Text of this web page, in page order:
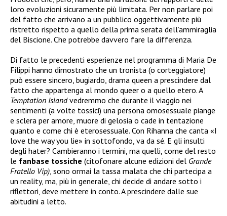
loro evoluzioni sicuramente più limitata. Per non parlare poi
del fatto che arrivano a un pubblico oggettivamente più
ristretto rispetto a quello della prima serata dell’ammiraglia
del Biscione. Che potrebbe davvero fare la differenza.
Di fatto le precedenti esperienze nel programma di Maria De
Filippi hanno dimostrato che un tronista (o corteggiatore)
può essere sincero, bugiardo, drama queen a prescindere dal
fatto che appartenga al mondo queer o a quello etero. A
Temptation Islandvedremmo che durante il viaggio nei
sentimenti (a volte tossici) una persona omosessuale piange
e sclera per amore, muore di gelosia o cade in tentazione
quanto e come chi è eterosessuale. Con Rihanna che canta «I
love the way you lie» in sottofondo, va da sé. E gli insulti
degli hater? Cambieranno i termini, ma quelli, come del resto
le fanbase tossiche (citofonare alcune edizioni del Grande
Fratello Vip), sono ormai la tassa malata che chi partecipa a
un reality, ma, più in generale, chi decide di andare sotto i
riflettori, deve mettere in conto. A prescindere dalle sue
abitudini a letto.